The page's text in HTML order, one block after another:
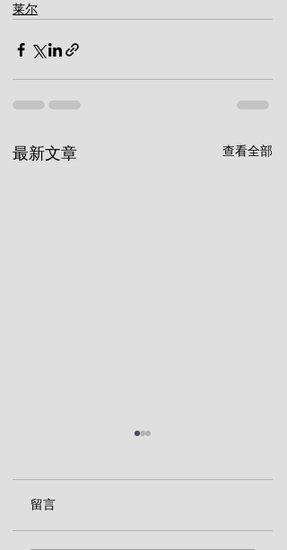
莱尔
最新文章 查看全部
留言